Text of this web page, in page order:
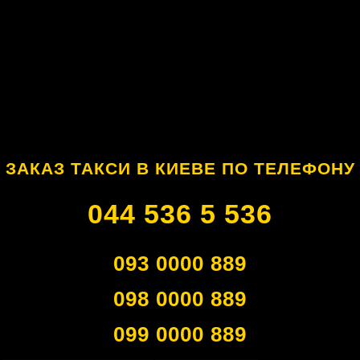
ЗАКАЗ ТАКСИ В КИЕВЕ ПО ТЕЛЕФОНУ
044 536 5 536
093 0000 889
098 0000 889
099 0000 889